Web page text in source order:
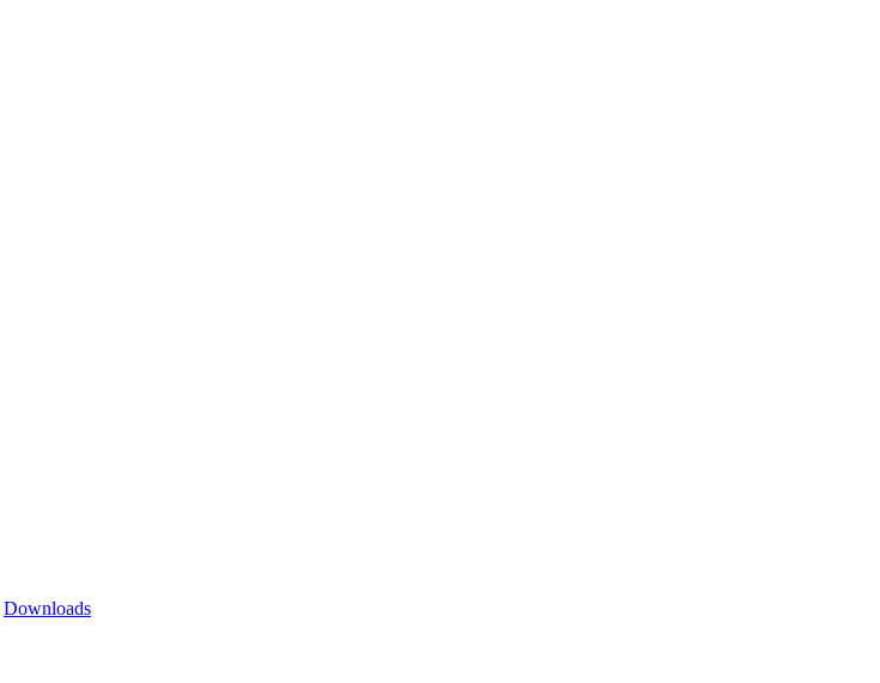
Downloads